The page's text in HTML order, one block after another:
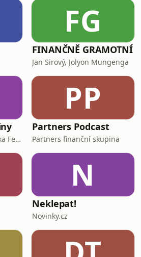
FG
FINANČNĚ GRAMOTNÍ
Jan Sirový, Jolyon Mungenga
Míša Pienmunne a Zuzka Fejfarová
PP
Partners Podcast
Partners finanční skupina
N
Neklepat!
Novinky.cz